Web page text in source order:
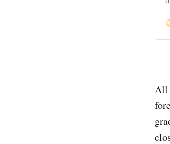
All